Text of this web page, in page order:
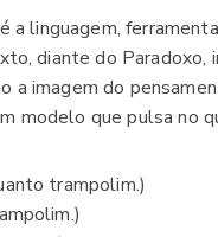
a linguagem,
diante do Paradoxo,
a imagem do
modelo que pulsa no
trampolim.)